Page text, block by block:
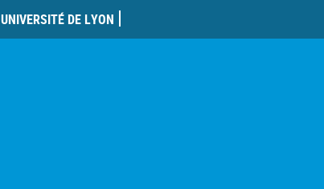
UNIVERSITÉ DE LYON